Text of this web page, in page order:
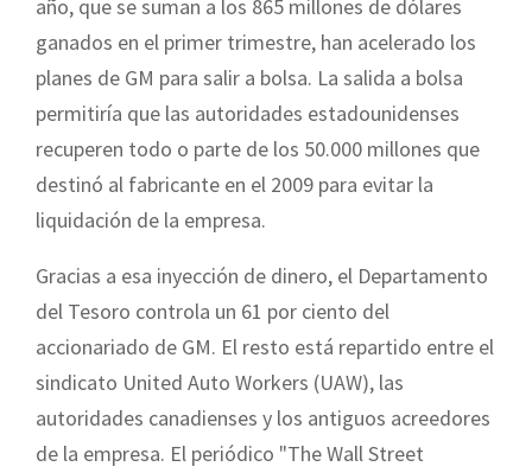
año, que se suman a los 865 millones de dólares
ganados en el primer trimestre, han acelerado los
planes de GM para salir a bolsa. La salida a bolsa
permitiría que las autoridades estadounidenses
recuperen todo o parte de los 50.000 millones que
destinó al fabricante en el 2009 para evitar la
liquidación de la empresa.
Gracias a esa inyección de dinero, el Departamento
del Tesoro controla un 61 por ciento del
accionariado de GM. El resto está repartido entre el
sindicato United Auto Workers (UAW), las
autoridades canadienses y los antiguos acreedores
de la empresa. El periódico "The Wall Street